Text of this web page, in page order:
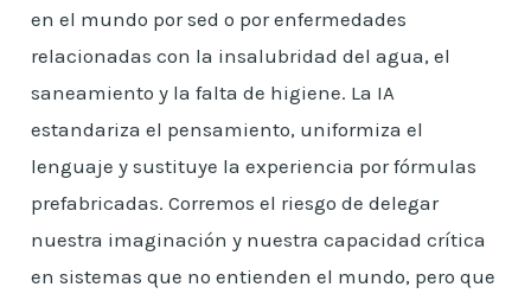
en el mundo por sed o por enfermedades
relacionadas con la insalubridad del agua, el
saneamiento y la falta de higiene. La IA
estandariza el pensamiento, uniformiza el
lenguaje y sustituye la experiencia por fórmulas
prefabricadas. Corremos el riesgo de delegar
nuestra imaginación y nuestra capacidad crítica
en sistemas que no entienden el mundo, pero que